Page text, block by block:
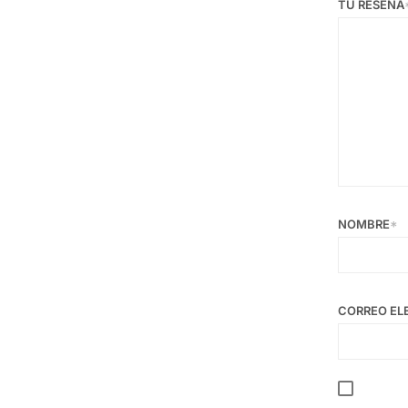
TU RESEÑA
NOMBRE*
CORREO